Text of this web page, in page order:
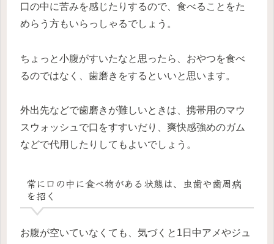
口の中に苦みを感じたりするので、食べることをた
めらう方もいらっしゃるでしょう。
ちょっと小腹がすいたなと思ったら、おやつを食べ
るのではなく、歯磨きをするといいと思います。
外出先などで歯磨きが難しいときは、携帯用のマウ
スウォッシュで口をすすいだり、爽快感強めのガム
などで代用したりしてもよいでしょう。
常に口の中に食べ物がある状態は、虫歯や歯周病
を招く
お腹が空いていなくても、気づくと1日中アメやジュ